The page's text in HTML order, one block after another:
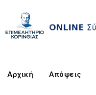
Αρχική Απόψεις